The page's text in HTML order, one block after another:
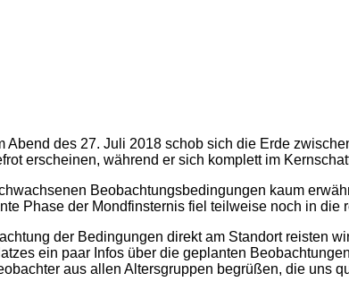
des 27. Juli 2018 schob sich die Erde
erscheinen, während er sich komplett im
Beobachtungsbedingungen kaum
Phase der Mondfinsternis fiel teilweise noch in die
der Bedingungen direkt am Standort reisten
ein paar Infos über die geplanten
aus allen Altersgruppen begrüßen, die uns